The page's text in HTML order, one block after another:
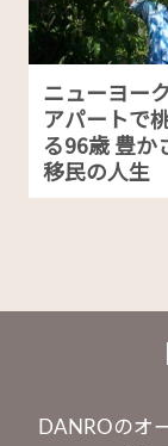
ニューヨー
アパートで
る96歳 豊か
移民の人生
DANROのオ